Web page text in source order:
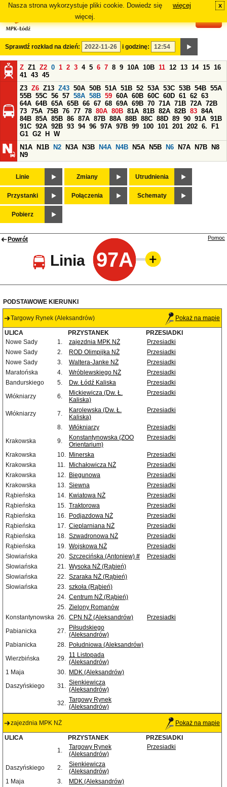
Nasza strona wykorzystuje pliki cookie. Dowiedz się
więcej.
więcej x
Sprawdź rozkład na dzień: i godzinę:
Z Z1 Z2 0 1 2 3 4 5 6 7 8 9 10A 10B 11 12 13 14 15 16
41 43 45
Z3 Z6 Z13 Z43 50A 50B 51A 51B 52 53A 53C 53B 54B 55A
55B 55C 56 57 58A 58B 59 60A 60B 60C 60D 61 62 63
64A 64B 65A 65B 66 67 68 69A 69B 70 71A 71B 72A 72B
73 75A 75B 76 77 78 80A 80B 81A 81B 82A 82B 83 84A
84B 85A 85B 86 87A 87B 88A 88B 88C 88D 89 90 91A 91B
91C 92A 92B 93 94 96 97A 97B 99 100 101 201 202 6.
F1
G1 G2 H
W
N1A
N1B N2 N3A N3B N4A N4B N5A N5B N6 N7A N7B
N8
N9
Linie Zmiany Utrudnienia
Przystanki Połączenia Schematy
Pobierz
Powrót
Linia 97A
Pomoc
PODSTAWOWE KIERUNKI
Targowy Rynek (Aleksandrów) Pokaż na mapie
ULICA PRZYSTANEK
PRZESIADKI
Nowe Sady
1. zajezdnia MPK NŻ
Przesiadki
Nowe Sady
2. ROD Olimpijka NŻ
Przesiadki
Nowe Sady
3. Waltera-Janke NŻ
Przesiadki
Maratońska
4. Wróblewskiego NŻ
Przesiadki
Bandurskiego
5. Dw. Łódź Kaliska
Przesiadki
Włókniarzy
6.
Mickiewicza (Dw. Ł.
Kaliska)
Przesiadki
Włókniarzy 7.
Karolewska (Dw. Ł.
Kaliska)
Przesiadki
8. Włókniarzy
Przesiadki
Krakowska
9.
Konstantynowska (ZOO
Orientarium)
Przesiadki
Krakowska 10. Minerska
Przesiadki
Krakowska
11. Michałowicza NŻ
Przesiadki
Krakowska
12. Biegunowa
Przesiadki
Krakowska
13. Siewna
Przesiadki
Rąbieńska
14. Kwiatowa NŻ
Przesiadki
Rąbieńska
15. Traktorowa
Przesiadki
Rąbieńska
16. Podjazdowa NŻ
Przesiadki
Rąbieńska
17. Cieplarniana NŻ
Przesiadki
Rąbieńska
18. Szwadronowa NŻ
Przesiadki
Rąbieńska
19. Wojskowa NŻ
Przesiadki
Słowiańska
20. Szczecińska (Antoniew) #
Przesiadki
Słowiańska
21. Wysoka NŻ (Rąbień)
Słowiańska
22. Szaraka NŻ (Rąbień)
Słowiańska
23. szkoła (Rąbień)
24. Centrum NŻ (Rąbień)
25. Zielony Romanów
Konstantynowska 26. CPN NŻ (Aleksandrów)
Przesiadki
Pabianicka
27. Piłsudskiego
(Aleksandrów)
Pabianicka
28. Południowa (Aleksandrów)
Wierzbińska
29. 11 Listopada
(Aleksandrów)
1 Maja
30. MDK (Aleksandrów)
Daszyńskiego
31. Sienkiewicza
(Aleksandrów)
32. Targowy Rynek
(Aleksandrów)
zajezdnia MPK NŻ Pokaż na mapie
ULICA PRZYSTANEK
PRZESIADKI
1.
Targowy Rynek
(Aleksandrów)
Przesiadki
Daszyńskiego 2.
Sienkiewicza
(Aleksandrów)
1 Maja
3.
MDK (Aleksandrów)